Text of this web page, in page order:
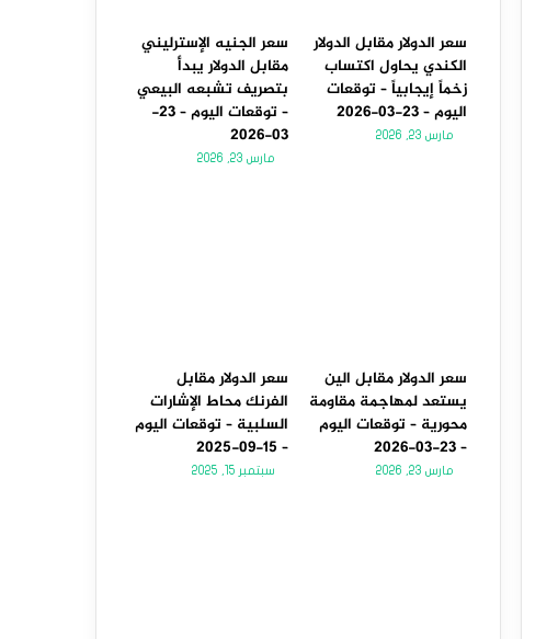
سعر الدولار مقابل الدولار
الكندي يحاول اكتساب
زخماً إيجابياً – توقعات
اليوم – 23-03-2026
مارس 23, 2026
سعر الجنيه الإسترليني
مقابل الدولار يبدأ
بتصريف تشبعه البيعي
– توقعات اليوم – 23-
03-2026
مارس 23, 2026
سعر الدولار مقابل الين
يستعد لمهاجمة مقاومة
محورية – توقعات اليوم
– 23-03-2026
مارس 23, 2026
سعر الدولار مقابل
الفرنك محاط الإشارات
السلبية – توقعات اليوم
– 15-09-2025
سبتمبر 15, 2025